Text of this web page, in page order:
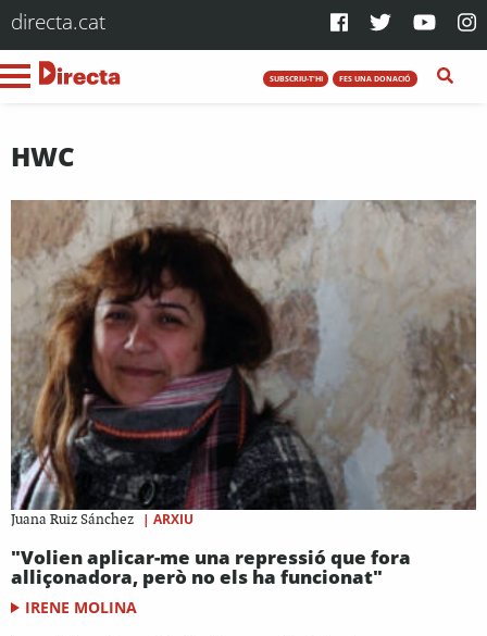
directa.cat
SUBSCRIU-T'HI FES UNA DONACIÓ
HWC
Juana Ruiz Sánchez | ARXIU
"Volien aplicar-me una repressió que fora
alliçonadora, però no els ha funcionat"
IRENE MOLINA